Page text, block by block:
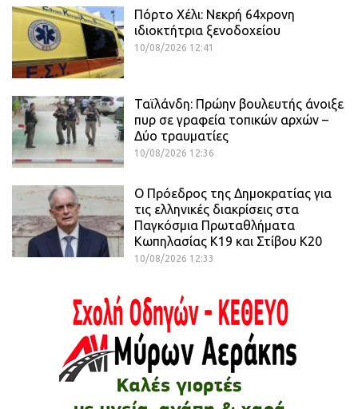
Πόρτο Χέλι: Νεκρή 64χρονη
ιδιοκτήτρια ξενοδοχείου
10/08/2026 12:41
Ταϊλάνδη: Πρώην βουλευτής άνοιξε
πυρ σε γραφεία τοπικών αρχών –
Δύο τραυματίες
10/08/2026 12:36
Ο Πρόεδρος της Δημοκρατίας για
τις ελληνικές διακρίσεις στα
Παγκόσμια Πρωταθλήματα
Κωπηλασίας Κ19 και Στίβου Κ20
10/08/2026 12:33